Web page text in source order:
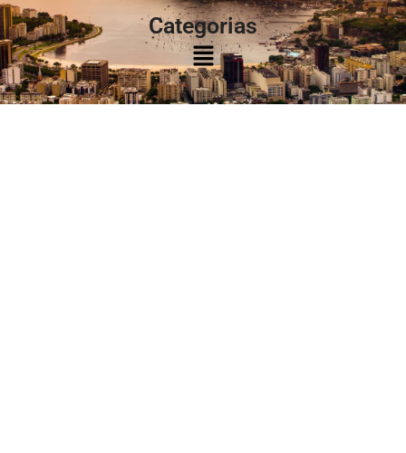
Categorias